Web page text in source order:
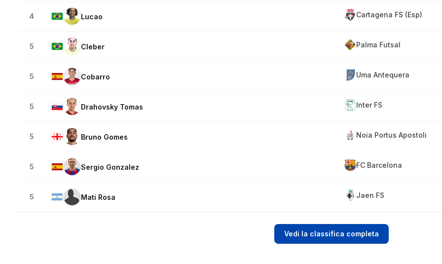
4 Lucao Cartagena FS (Esp)
5 Cleber Palma Futsal
5 Cobarro Uma Antequera
5 Drahovsky Tomas Inter FS
5 Bruno Gomes Noia Portus Apostoli
5 Sergio Gonzalez FC Barcelona
5 Mati Rosa Jaen FS
Vedi la classifica completa